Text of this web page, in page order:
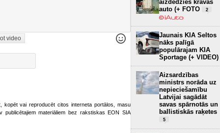
video
kopēt vai reproducēt citos interneta portālos, masu
materiāliem bez rakstiskas EON SIA
aizdedzies kravas
auto (+ FOTO
2
Jaunais KIA Seltos
nāks palīgā
populārajam KIA
Sportage (+ VIDEO)
Aizsardzības
ministrs norāda uz
nepieciešamību
Latvijai sagādāt
savas spārnotās un
ballistiskās raķetes
5